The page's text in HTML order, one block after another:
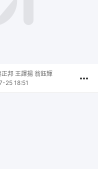
邦 王譯揚 翁鈺輝
25 18:51